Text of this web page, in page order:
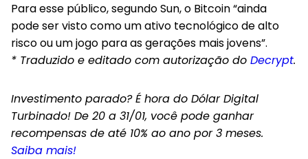
Para esse público, segundo Sun, o Bitcoin “ainda
pode ser visto como um ativo tecnológico de alto
risco ou um jogo para as gerações mais jovens”.
* Traduzido e editado com autorização do Decrypt.
Investimento parado? É hora do Dólar Digital
Turbinado! De 20 a 31/01, você pode ganhar
recompensas de até 10% ao ano por 3 meses.
Saiba mais!